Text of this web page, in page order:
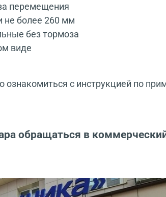
перемещения
не более 260 мм
без тормоза
виде
с инструкцией по
обращаться в